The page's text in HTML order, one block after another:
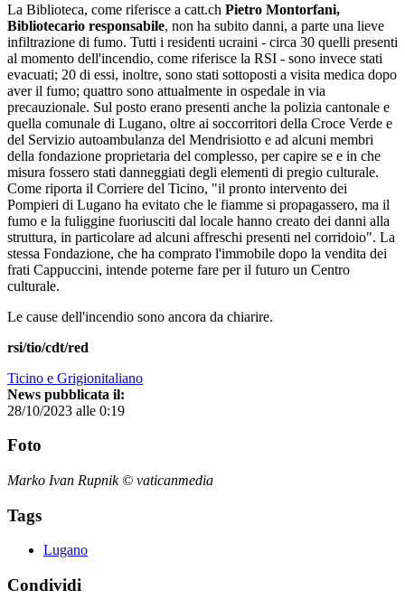
La Biblioteca, come riferisce a catt.ch Pietro Montorfani,
Bibliotecario responsabile, non ha subito danni, a parte una lieve
infiltrazione di fumo. Tutti i residenti ucraini - circa 30 quelli presenti
al momento dell'incendio, come riferisce la RSI - sono invece stati
evacuati; 20 di essi, inoltre, sono stati sottoposti a visita medica dopo
aver il fumo; quattro sono attualmente in ospedale in via
precauzionale. Sul posto erano presenti anche la polizia cantonale e
quella comunale di Lugano, oltre ai soccorritori della Croce Verde e
del Servizio autoambulanza del Mendrisiotto e ad alcuni membri
della fondazione proprietaria del complesso, per capire se e in che
misura fossero stati danneggiati degli elementi di pregio culturale.
Come riporta il Corriere del Ticino, "il pronto intervento dei
Pompieri di Lugano ha evitato che le fiamme si propagassero, ma il
fumo e la fuliggine fuoriusciti dal locale hanno creato dei danni alla
struttura, in particolare ad alcuni affreschi presenti nel corridoio". La
stessa Fondazione, che ha comprato l'immobile dopo la vendita dei
frati Cappuccini, intende poterne fare per il futuro un Centro
culturale.
Le cause dell'incendio sono ancora da chiarire.
rsi/tio/cdt/red
Ticino e Grigionitaliano
News pubblicata il:
28/10/2023 alle 0:19
Foto
Marko Ivan Rupnik © vaticanmedia
Tags
Lugano
Condividi